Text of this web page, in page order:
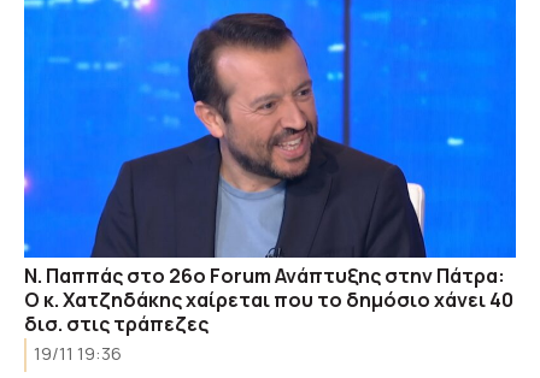
Ν. Παππάς στο 26ο Forum Ανάπτυξης στην Πάτρα:
Ο κ. Χατζηδάκης χαίρεται που το δημόσιο χάνει 40
δισ. στις τράπεζες
19/11 19:36